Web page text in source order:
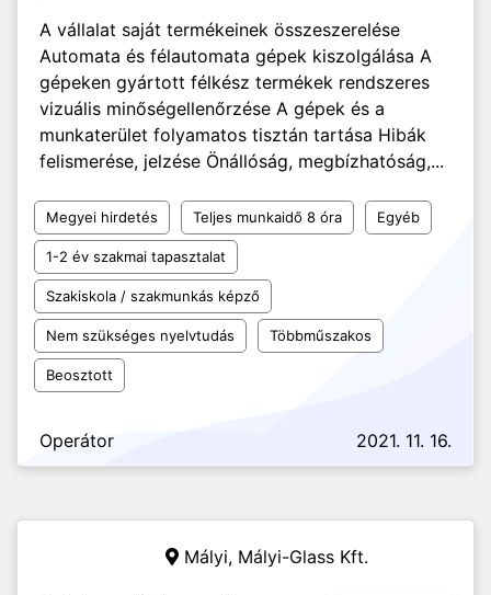
A vállalat saját termékeinek összeszerelése
Automata és félautomata gépek kiszolgálása A
gépeken gyártott félkész termékek rendszeres
vizuális minőségellenőrzése A gépek és a
munkaterület folyamatos tisztán tartása Hibák
felismerése, jelzése Önállóság, megbízhatóság,...
Megyei hirdetés Teljes munkaidő 8 óra Egyéb
1-2 év szakmai tapasztalat
Szakiskola / szakmunkás képző
Nem szükséges nyelvtudás Többműszakos
Beosztott
Operátor 2021. 11. 16.
Mályi, Mályi-Glass Kft.